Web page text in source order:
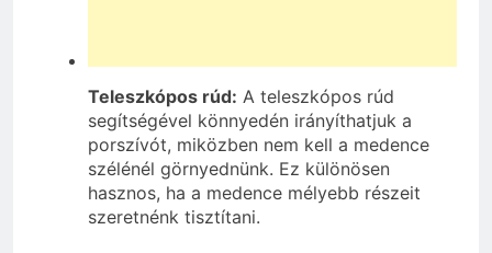
Teleszkópos rúd: A teleszkópos rúd
segítségével könnyedén irányíthatjuk a
porszívót, miközben nem kell a medence
szélénél görnyednünk. Ez különösen
hasznos, ha a medence mélyebb részeit
szeretnénk tisztítani.